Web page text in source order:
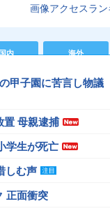
画像アクセスラ
内 海外
甲子園に苦言し物議
置 母親逮捕
学生が死亡
しむ声
正面衝突